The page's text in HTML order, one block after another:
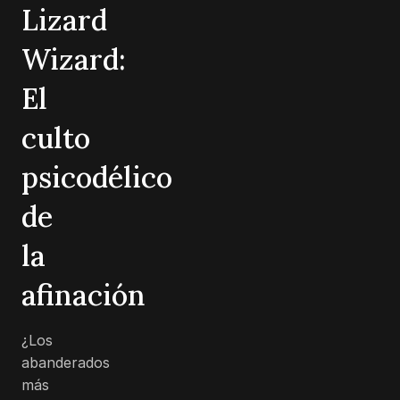
Lizard
Wizard:
El
culto
psicodélico
de
la
afinación
¿Los
abanderados
más